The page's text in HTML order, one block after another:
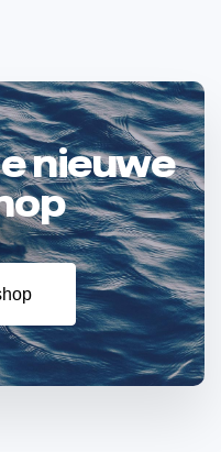
nieuwe